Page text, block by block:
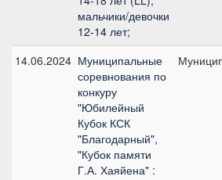
мальчики/девочки
12-14 лет;
14.06.2024 Муниципальные
соревнования по
конкуру
"Юбилейный
Кубок КСК
"Благодарный",
"Кубок памяти
Г.А. Хаяйена" :